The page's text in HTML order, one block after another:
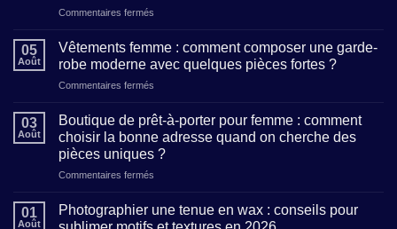
Commentaires fermés
femme
trouver
des
modèles
tendance
le
confort
05
Août
Vêtements femme : comment composer une garde-
robe moderne avec quelques pièces fortes ?
Commentaires fermés
femme
comment
composer
robe
moderne
03
Août
Boutique de prêt-à-porter pour femme : comment
choisir la bonne adresse quand on cherche des
pièces uniques ?
Commentaires fermés
01
Août
Photographier une tenue en wax : conseils pour